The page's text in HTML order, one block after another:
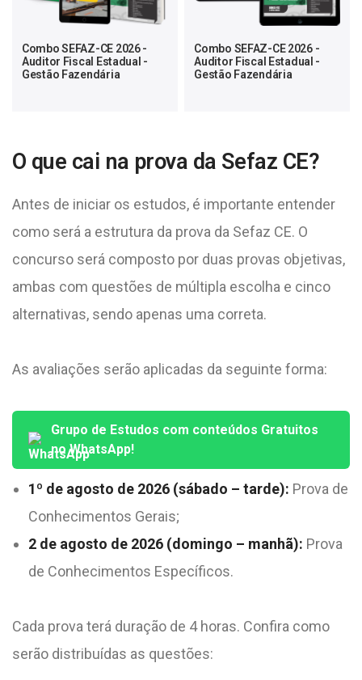
Combo SEFAZ-CE 2026 -
Auditor Fiscal Estadual -
Gestão Fazendária
Combo SEFAZ-CE 2026 -
Auditor Fiscal Estadual -
Gestão Fazendária
O que cai na prova da Sefaz CE?
Antes de iniciar os estudos, é importante entender
como será a estrutura da prova da Sefaz CE. O
concurso será composto por duas provas objetivas,
ambas com questões de múltipla escolha e cinco
alternativas, sendo apenas uma correta.
As avaliações serão aplicadas da seguinte forma:
Grupo de Estudos com conteúdos Gratuitos
no WhatsApp!
1º de agosto de 2026 (sábado – tarde): Prova de
Conhecimentos Gerais;
2 de agosto de 2026 (domingo – manhã): Prova
de Conhecimentos Específicos.
Cada prova terá duração de 4 horas. Confira como
serão distribuídas as questões: